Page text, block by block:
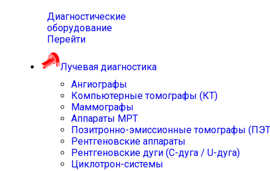
Диагностические
оборудование
Перейти
Лучевая диагностика
Ангиографы
Компьютерные томографы (КТ)
Маммографы
Аппараты МРТ
Позитронно-эмиссионные томографы
Рентгеновские аппараты
Рентгеновские дуги (С-дуга / U-дуга)
Циклотрон-системы